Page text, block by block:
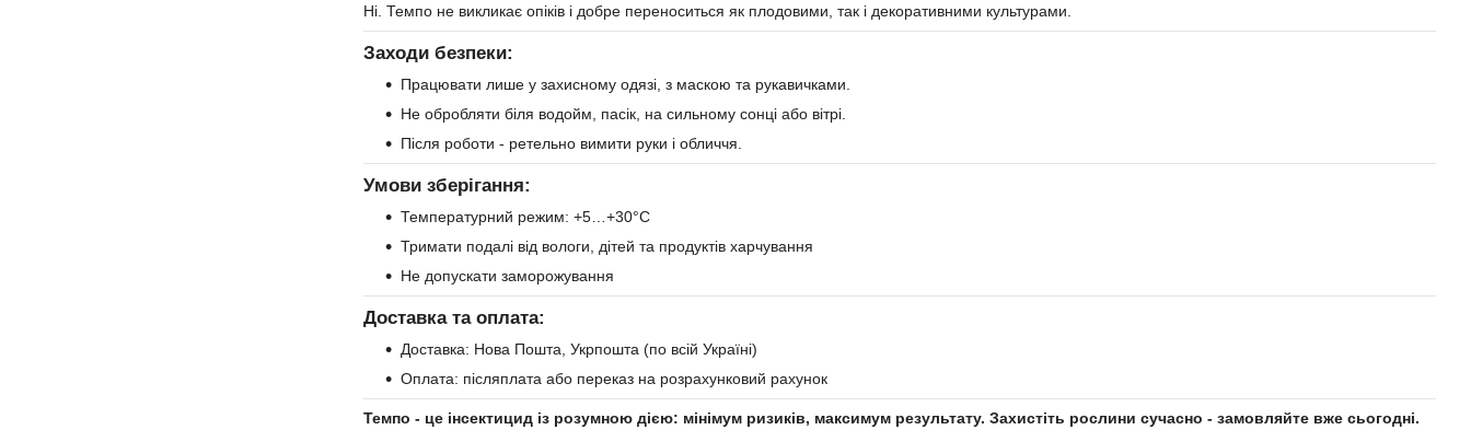
Ні. Темпо не викликає опіків і добре переноситься як плодовими, так і декоративними культурами.
Заходи безпеки:
Працювати лише у захисному одязі, з маскою та рукавичками.
Не обробляти біля водойм, пасік, на сильному сонці або вітрі.
Після роботи - ретельно вимити руки і обличчя.
Умови зберігання:
Температурний режим: +5…+30°C
Тримати подалі від вологи, дітей та продуктів харчування
Не допускати заморожування
Доставка та оплата:
Доставка: Нова Пошта, Укрпошта (по всій Україні)
Оплата: післяплата або переказ на розрахунковий рахунок
Темпо - це інсектицид із розумною дією: мінімум ризиків, максимум результату. Захистіть рослини сучасно - замовляйте вже сьогодні.